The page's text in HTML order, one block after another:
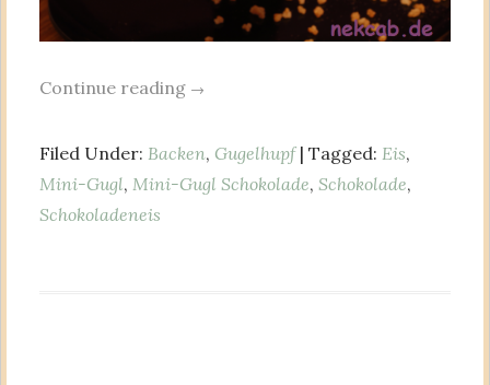
Continue reading →
Filed Under: Backen, Gugelhupf | Tagged: Eis,
Mini-Gugl, Mini-Gugl Schokolade, Schokolade,
Schokoladeneis